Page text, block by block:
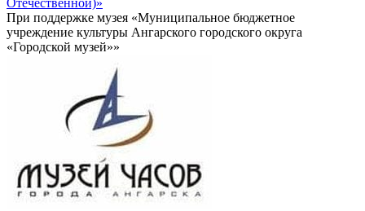
Отечественной)»
При поддержке музея «Муниципальное бюджетное
учреждение культуры Ангарского городского округа
«Городской музей»»